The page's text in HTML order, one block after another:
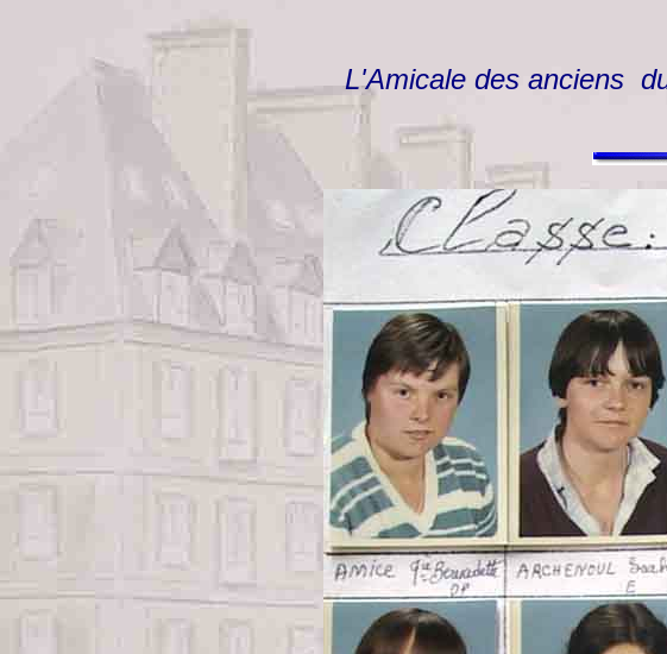
L'Amicale des anciens